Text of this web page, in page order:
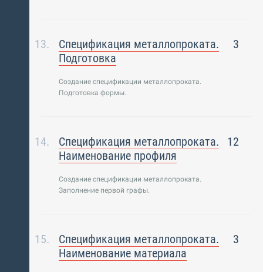
Спецификация металлопроката.
Подготовка
3
Создание спецификации металлопроката.
Подготовка формы.
Спецификация металлопроката.
Наименование профиля
12
Создание спецификации металлопроката.
Заполнение первой графы.
Спецификация металлопроката.
Наименование материала
3